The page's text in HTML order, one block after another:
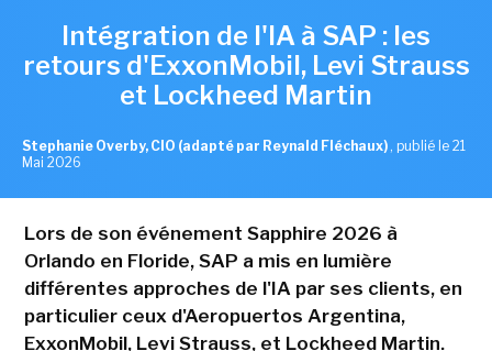
Intégration de l'IA à SAP : les
retours d'ExxonMobil, Levi Strauss
et Lockheed Martin
Stephanie Overby, CIO (adapté par Reynald Fléchaux) , publié le 21
Mai 2026
Lors de son événement Sapphire 2026 à
Orlando en Floride, SAP a mis en lumière
différentes approches de l'IA par ses clients, en
particulier ceux d'Aeropuertos Argentina,
ExxonMobil, Levi Strauss, et Lockheed Martin.